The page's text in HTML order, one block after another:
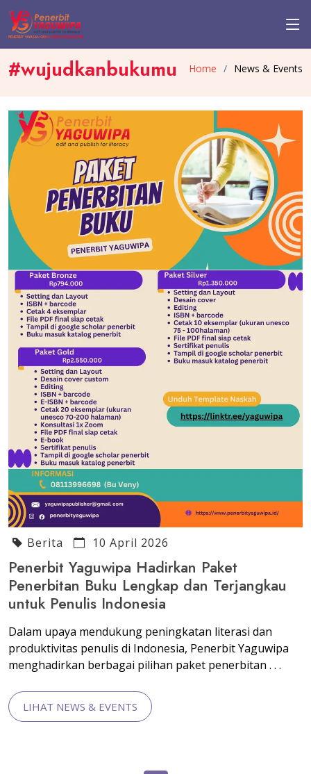
#wujudkanbukumu Home News & Events
Berita 10 April 2026
Penerbit Yaguwipa Hadirkan Paket
Penerbitan Buku Lengkap dan Terjangkau
untuk Penulis Indonesia
Dalam upaya mendukung peningkatan literasi dan
produktivitas penulis di Indonesia, Penerbit Yaguwipa
menghadirkan berbagai pilihan paket penerbitan . . .
LIHAT NEWS & EVENTS